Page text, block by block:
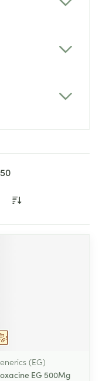
Sur prescription
(EG)
EG 500Mg